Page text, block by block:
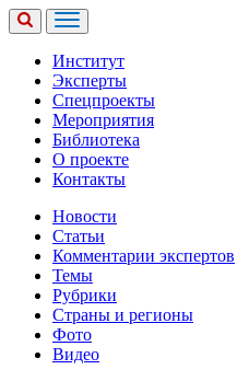
Институт
Эксперты
Спецпроекты
Мероприятия
Библиотека
О проекте
Контакты
Новости
Статьи
Комментарии экспертов
Темы
Рубрики
Страны и регионы
Фото
Видео